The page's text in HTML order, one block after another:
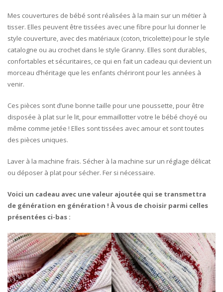
Mes couvertures de bébé sont réalisées à la main sur un métier à
tisser. Elles peuvent être tissées avec une fibre pour lui donner le
style couverture, avec des matériaux (coton, tricolette) pour le style
catalogne ou au crochet dans le style Granny. Elles sont durables,
confortables et sécuritaires, ce qui en fait un cadeau qui devient un
morceau d’héritage que les enfants chériront pour les années à
venir.
Ces pièces sont d’une bonne taille pour une poussette, pour être
disposée à plat sur le lit, pour emmaillotter votre le bébé choyé ou
même comme jetée ! Elles sont tissées avec amour et sont toutes
des pièces uniques.
Laver à la machine frais. Sécher à la machine sur un réglage délicat
ou déposer à plat pour sécher. Fer si nécessaire.
Voici un cadeau avec une valeur ajoutée qui se transmettra
de génération en génération ! À vous de choisir parmi celles
présentées ci-bas :